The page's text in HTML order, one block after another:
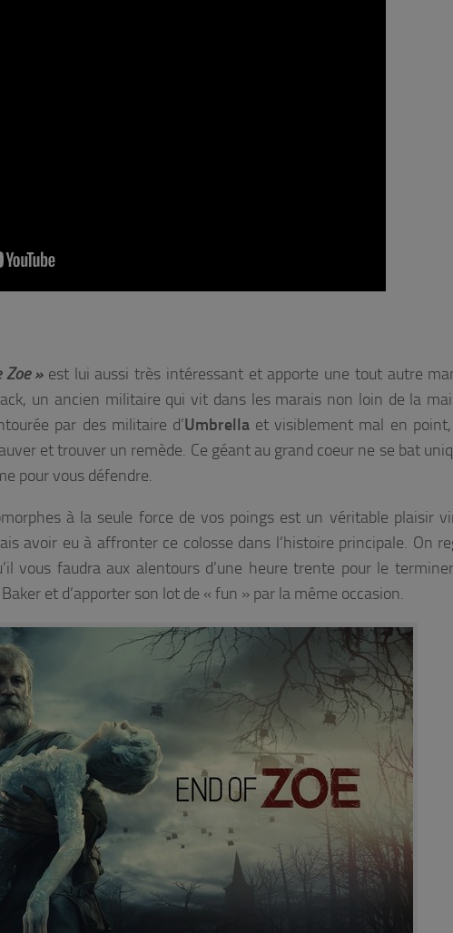
Zoe »est lui aussi très intéressant et apporte une tout autre
un ancien militaire qui vit dans les marais non loin de la
par des militaire d’Umbrellaet visiblement mal en
et trouver un remède. Ce géant au grand coeur ne se bat
pour vous défendre.
à la seule force de vos poings est un véritable plaisir
avoir eu à affronter ce colosse dans l’histoire principale. On
vous faudra aux alentours d’une heure trente pour le
et d’apporter son lot de « fun » par la même occasion.